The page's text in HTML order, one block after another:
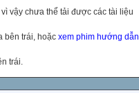
vậy chưa thể tải được các tài liệu
bên trái, hoặc xem phim hướng dẫn
trái.